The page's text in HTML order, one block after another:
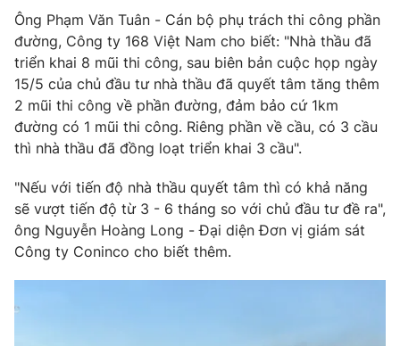
Giải sao mai
Sao
Làm đẹp
Chất lượng cuộc sống
Giáo dục
Tuyển sinh
Học trực tuyến
Công nghệ
Hitech Công nghệ tương lai
Sản phẩm
Tư vấn
Giao lưu trực tuyến
Chuyên mục khác
Emagazine
Photo
Ông Phạm Văn Tuân - Cán bộ phụ trách thi công phần
đường, Công ty 168 Việt Nam cho biết: "Nhà thầu đã
triển khai 8 mũi thi công, sau biên bản cuộc họp ngày
15/5 của chủ đầu tư nhà thầu đã quyết tâm tăng thêm
2 mũi thi công về phần đường, đảm bảo cứ 1km
đường có 1 mũi thi công. Riêng phần về cầu, có 3 cầu
thì nhà thầu đã đồng loạt triển khai 3 cầu".
"Nếu với tiến độ nhà thầu quyết tâm thì có khả năng
sẽ vượt tiến độ từ 3 - 6 tháng so với chủ đầu tư đề ra",
ông Nguyễn Hoàng Long - Đại diện Đơn vị giám sát
Công ty Coninco cho biết thêm.